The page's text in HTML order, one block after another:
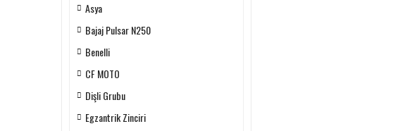
Asya
Bajaj Pulsar N250
Benelli
CF MOTO
Dişli Grubu
Egzantrik Zinciri